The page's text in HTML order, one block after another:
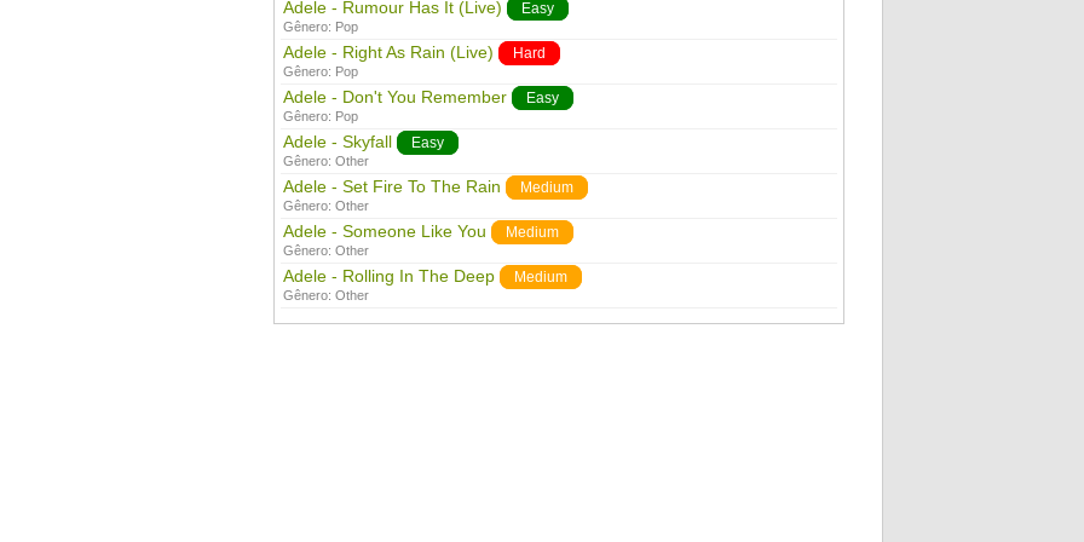
Adele - Rumour Has It (Live) Easy
Gênero: Pop
Adele - Right As Rain (Live) Hard
Gênero: Pop
Adele - Don't You Remember Easy
Gênero: Pop
Adele - Skyfall Easy
Gênero: Other
Adele - Set Fire To The Rain Medium
Gênero: Other
Adele - Someone Like You Medium
Gênero: Other
Adele - Rolling In The Deep Medium
Gênero: Other